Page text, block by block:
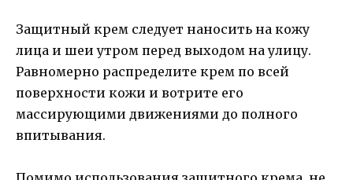
Защитный крем следует наносить на кожу
лица и шеи утром перед выходом на улицу.
Равномерно распределите крем по всей
поверхности кожи и вотрите его
массирующими движениями до полного
впитывания.